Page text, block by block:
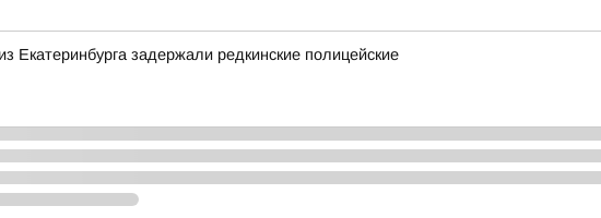
Екатеринбурга задержали редкинские полицейские